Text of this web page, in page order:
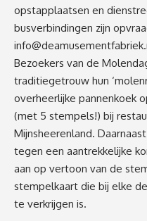
opstapplaatsen en
busverbindingen zijn
Bezoekers van de
traditiegetrouw hun
overheerlijke pannenkoek
(met 5 stempels!) bij
Mijnsheerenland.
tegen een aantrekkelijke
aan op vertoon van de
stempelkaart die bij elke
te verkrijgen is.